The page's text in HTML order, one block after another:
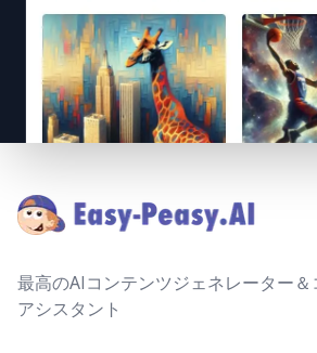
最高のAIコンテンツジェネレーター
アシスタント